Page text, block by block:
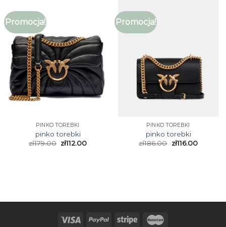
Promocja!
PINKO TOREBKI
pinko torebki
zł179.00 zł112.00
Promocja!
PINKO TOREBKI
pinko torebki
zł186.00 zł116.00